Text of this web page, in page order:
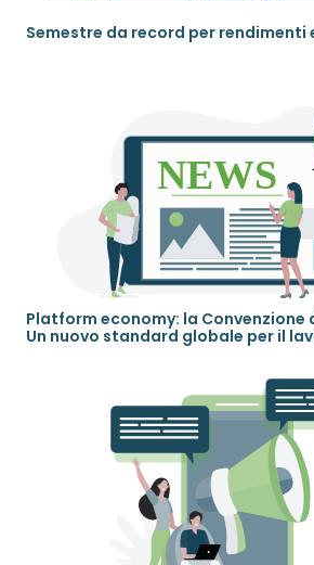
Semestre da record per rendimenti
Platform economy: la
Un nuovo standard globale per il